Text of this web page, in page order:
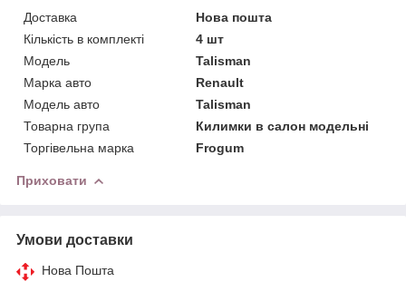
Доставка
Нова пошта
Кількість в комплекті
4 шт
Мoдель
Talisman
Марка авто
Renault
Модель авто
Talisman
Товарна група
Килимки в салон модельні
Торгівельна марка
Frogum
Приховати
Умови доставки
Нова Пошта